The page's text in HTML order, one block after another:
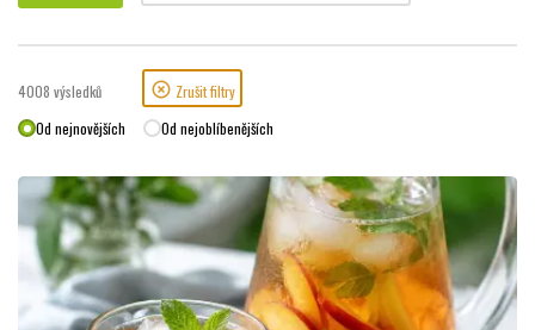
4008 výsledků highlight_off Zrušit filtry
Od nejnovějších
Od nejoblíbenějších